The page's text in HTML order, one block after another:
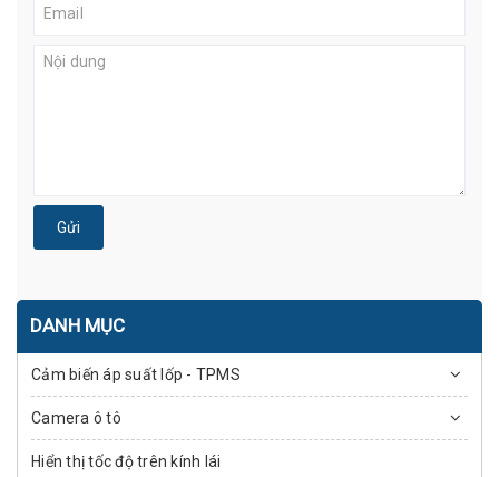
Gửi
DANH MỤC
Cảm biến áp suất lốp - TPMS
Camera ô tô
Hiển thị tốc độ trên kính lái